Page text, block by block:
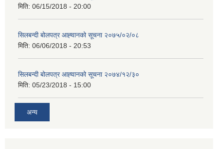
मिति: 06/15/2018 - 20:00
सिलबन्दी बोलपत्र आह्‍वानको सूचना २०७५/०२/०८
मिति: 06/06/2018 - 20:53
सिलबन्दी बोलपत्र आह्‍वानको सूचना २०७४/१२/३०
मिति: 05/23/2018 - 15:00
अन्य